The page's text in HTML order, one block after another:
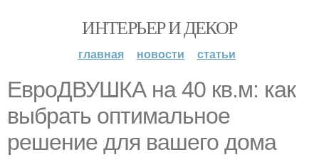
ИНТЕРЬЕР И ДЕКОР
главная новости статьи
ЕвроДВУШКА на 40 кв.м: как
выбрать оптимальное
решение для вашего дома